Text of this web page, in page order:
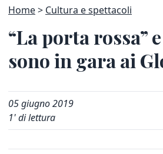
Home Cultura e spettacoli
“La porta rossa”
sono in gara ai
05 giugno 2019
1' di lettura